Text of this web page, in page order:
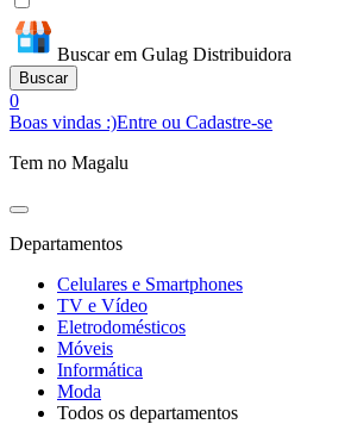
Buscar em Gulag Distribuidora
Buscar
0
Boas vindas :)Entre ou Cadastre-se
Tem no Magalu
Departamentos
Celulares e Smartphones
TV e Vídeo
Eletrodomésticos
Móveis
Informática
Moda
Todos os departamentos